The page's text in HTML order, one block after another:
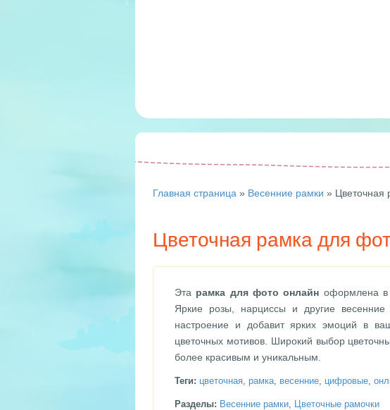
Главная страница » Весенние рамки » Цветочная
Цветочная рамка для
Эта рамка для фото онлайн оформлена в
Яркие розы, нарциссы и другие
настроение и добавит ярких эмоций в
цветочных мотивов. Широкий выбор
более красивым и уникальным.
Теги: цветочная, рамка, весенние, цифровые,
Разделы: Весенние рамки, Цветочные рамочки